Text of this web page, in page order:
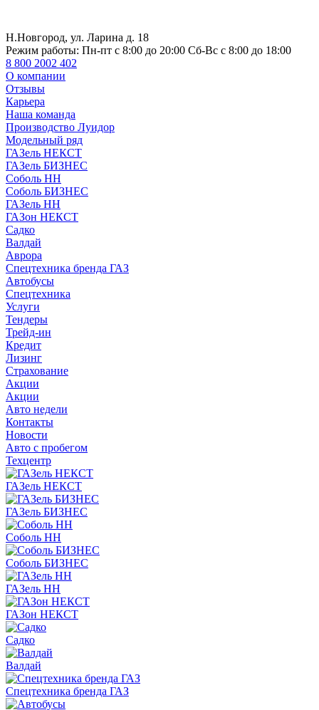
Н.Новгород, ул. Ларина д. 18
Режим работы: Пн-пт с 8:00 до 20:00 Сб-Вс с 8:00 до 18:00
8 800 2002 402
О компании
Отзывы
Карьера
Наша команда
Производство Луидор
Модельный ряд
ГАЗель НЕКСТ
ГАЗель БИЗНЕС
Соболь НН
Соболь БИЗНЕС
ГАЗель НН
ГАЗон НЕКСТ
Садко
Валдай
Аврора
Спецтехника бренда ГАЗ
Автобусы
Спецтехника
Услуги
Тендеры
Трейд-ин
Кредит
Лизинг
Страхование
Акции
Акции
Авто недели
Контакты
Новости
Авто с пробегом
Техцентр
ГАЗель НЕКСТ
ГАЗель БИЗНЕС
Соболь НН
Соболь БИЗНЕС
ГАЗель НН
ГАЗон НЕКСТ
Садко
Валдай
Спецтехника бренда ГАЗ